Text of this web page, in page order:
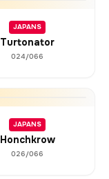
JAPANS
Turtonator
024/066
JAPANS
Honchkrow
026/066